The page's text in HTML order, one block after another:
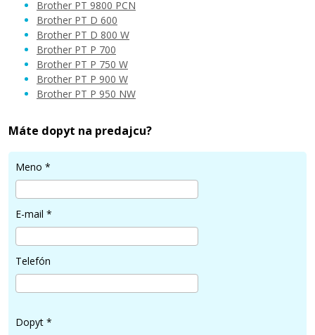
Brother PT 9800 PCN
Brother PT D 600
Brother PT D 800 W
Brother PT P 700
Brother PT P 750 W
Brother PT P 900 W
Brother PT P 950 NW
Máte dopyt na predajcu?
Meno *
E-mail *
Telefón
Dopyt *